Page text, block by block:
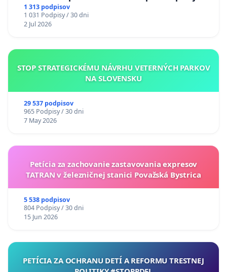
uzávery Vážskeho mosta v Komárne
1 313 podpisov
1 031 Podpisy / 30 dni
2 Jul 2026
STOP STRATEGICKÉMU NÁVRHU VETERNÝCH PARKOV
NA SLOVENSKU
29 537 podpisov
965 Podpisy / 30 dni
7 May 2026
Petícia za zachovanie zastavovania expresov
TATRAN v železničnej stanici Považská Bystrica
5 538 podpisov
804 Podpisy / 30 dni
15 Jun 2026
PETÍCIA ZA OCHRANU DETÍ A REFORMU TRESTNEJ